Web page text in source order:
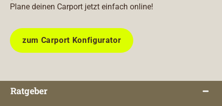
Plane deinen Carport jetzt einfach online!
zum Carport Konfigurator
Ratgeber